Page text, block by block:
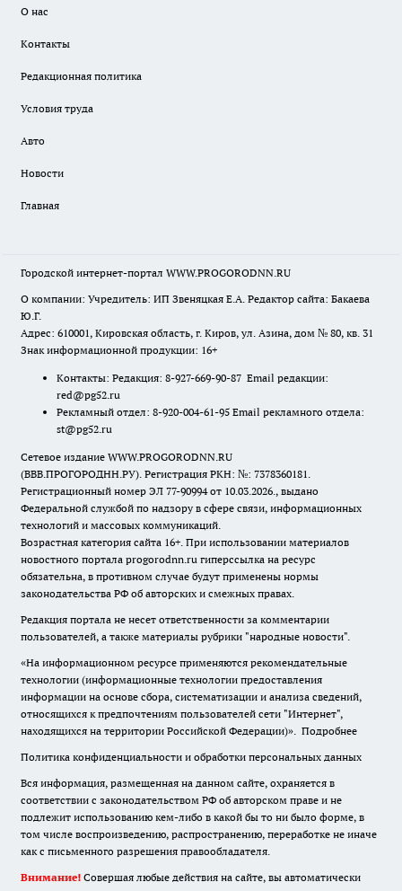
О нас
Контакты
Редакционная политика
Условия труда
Авто
Новости
Главная
Городской интернет-портал WWW.PROGORODNN.RU
О компании: Учредитель: ИП Звеняцкая Е.А. Редактор сайта: Бакаева
Ю.Г.
Адрес: 610001, Кировская область, г. Киров, ул. Азина, дом № 80, кв. 31
Знак информационной продукции: 16+
Контакты: Редакция: 8-927-669-90-87 Email редакции:
red@pg52.ru
Рекламный отдел: 8-920-004-61-95 Email рекламного отдела:
st@pg52.ru
Сетевое издание WWW.PROGORODNN.RU
(ВВВ.ПРОГОРОДНН.РУ). Регистрация РКН: №: 7378360181.
Регистрационный номер ЭЛ 77-90994 от 10.03.2026., выдано
Федеральной службой по надзору в сфере связи, информационных
технологий и массовых коммуникаций.
Возрастная категория сайта 16+. При использовании материалов
новостного портала progorodnn.ru гиперссылка на ресурс
обязательна, в противном случае будут применены нормы
законодательства РФ об авторских и смежных правах.
Редакция портала не несет ответственности за комментарии
пользователей, а также материалы рубрики "народные новости".
«На информационном ресурсе применяются рекомендательные
технологии (информационные технологии предоставления
информации на основе сбора, систематизации и анализа сведений,
относящихся к предпочтениям пользователей сети "Интернет",
находящихся на территории Российской Федерации)». Подробнее
Политика конфиденциальности и обработки персональных данных
Вся информация, размещенная на данном сайте, охраняется в
соответствии с законодательством РФ об авторском праве и не
подлежит использованию кем-либо в какой бы то ни было форме, в
том числе воспроизведению, распространению, переработке не иначе
как с письменного разрешения правообладателя.
Внимание! Совершая любые действия на сайте, вы автоматически